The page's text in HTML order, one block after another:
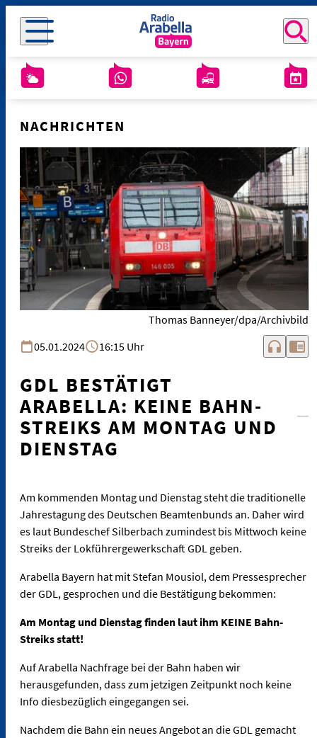
NACHRICHTEN
Thomas Banneyer/dpa/Archivbild
05.01.2024
16:15 Uhr headphones chrome_reader_mode
GDL BESTÄTIGT
ARABELLA: KEINE BAHN-
STREIKS AM MONTAG UND
DIENSTAG
Am kommenden Montag und Dienstag steht die traditionelle
Jahrestagung des Deutschen Beamtenbunds an. Daher wird
es laut Bundeschef Silberbach zumindest bis Mittwoch keine
Streiks der Lokführergewerkschaft GDL geben.
Arabella Bayern hat mit Stefan Mousiol, dem Pressesprecher
der GDL, gesprochen und die Bestätigung bekommen:
Am Montag und Dienstag finden laut ihm KEINE Bahn-
Streiks statt!
Auf Arabella Nachfrage bei der Bahn haben wir
herausgefunden, dass zum jetzigen Zeitpunkt noch keine
Info diesbezüglich eingegangen sei.
Nachdem die Bahn ein neues Angebot an die GDL gemacht